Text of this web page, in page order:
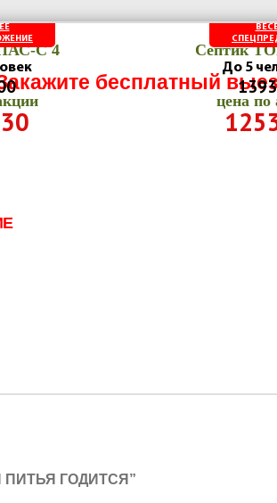
C 4 Септик
До 5
цена по
бесплатный
ГОДИТСЯ”